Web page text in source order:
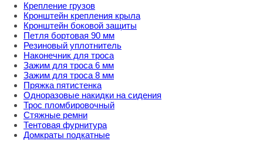
Крепление грузов
Кронштейн крепления крыла
Кронштейн боковой защиты
Петля бортовая 90 мм
Резиновый уплотнитель
Наконечник для троса
Зажим для троса 6 мм
Зажим для троса 8 мм
Пряжка пятистенка
Одноразовые накидки на сидения
Трос пломбировочный
Стяжные ремни
Тентовая фурнитура
Домкраты подкатные